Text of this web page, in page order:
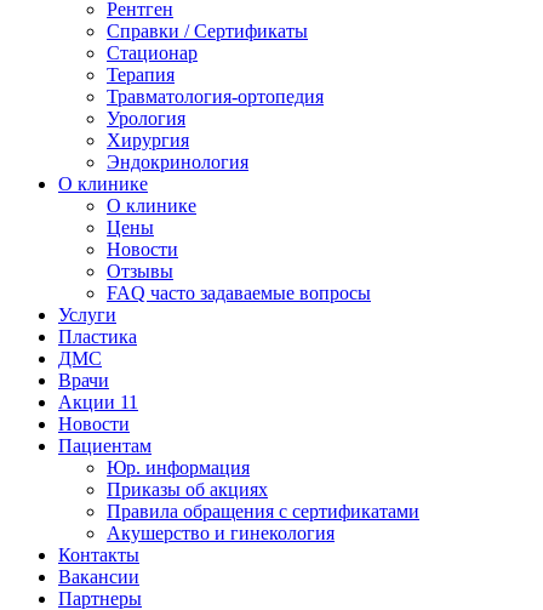
Рентген
Справки / Сертификаты
Стационар
Терапия
Травматология-ортопедия
Урология
Хирургия
Эндокринология
О клинике
О клинике
Цены
Новости
Отзывы
FAQ часто задаваемые вопросы
Услуги
Пластика
ДМС
Врачи
Акции 11
Новости
Пациентам
Юр. информация
Приказы об акциях
Правила обращения с сертификатами
Акушерство и гинекология
Контакты
Вакансии
Партнеры